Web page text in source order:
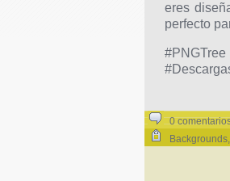
eres
perfecto
0
Backgrounds,